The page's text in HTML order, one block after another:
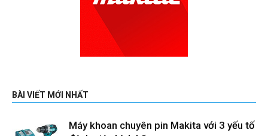
BÀI VIẾT MỚI NHẤT
Máy khoan chuyên pin Makita với 3 yếu tố